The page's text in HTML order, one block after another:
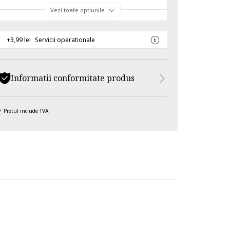
Vezi toate optiunile
+3,99 lei Servicii operationale
Informatii conformitate produs
Pretul include TVA.